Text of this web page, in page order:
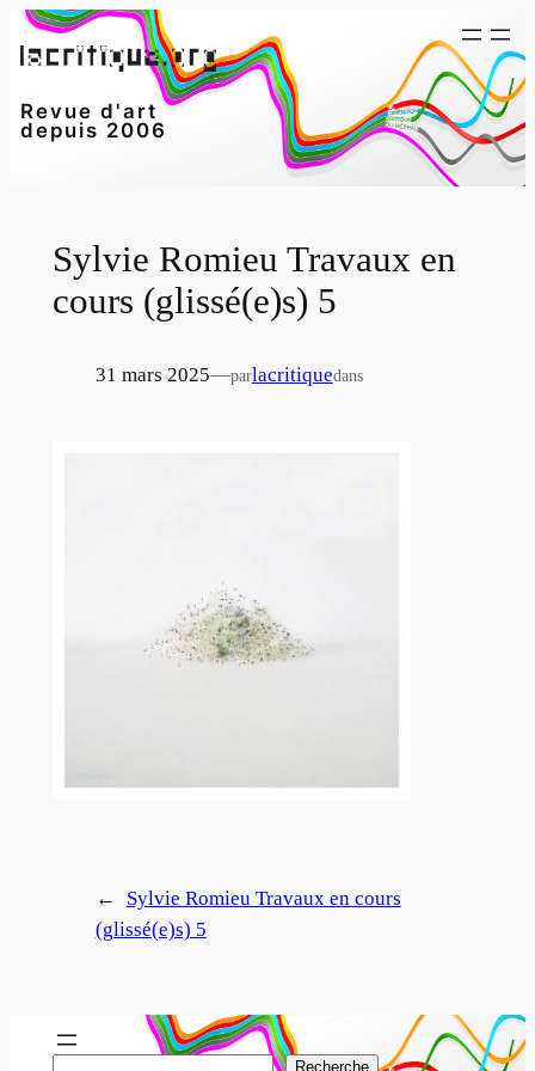
Aller
au
Revue d'art
depuis 2006
Sylvie Romieu Travaux en
cours (glissé(e)s) 5
31 mars 2025—parlacritiquedans
←
Sylvie Romieu Travaux en cours
(glissé(e)s) 5
Recherche